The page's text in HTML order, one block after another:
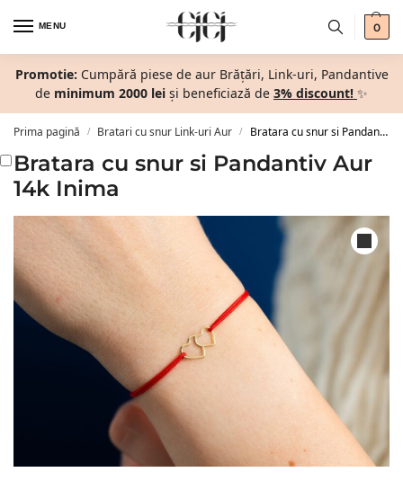
MENU 0
Promotie: Cumpără piese de aur Brățări, Link-uri, Pandantive
de minimum 2000 lei și beneficiază de 3% discount! ✨
Prima pagină / Bratari cu snur Link-uri Aur / Bratara cu snur si Pandantiv Aur 14k Inima
Bratara cu snur si Pandantiv Aur
14k Inima